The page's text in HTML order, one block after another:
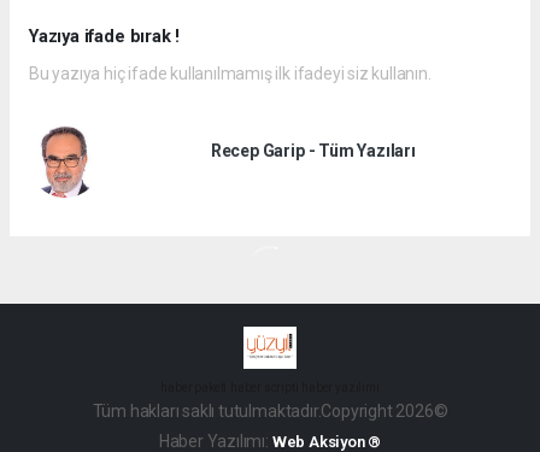
Yazıya ifade bırak !
Bu yazıya hiç ifade kullanılmamış ilk ifadeyi siz kullanın.
Recep Garip - Tüm Yazıları
Tüm hakları saklı tutulmaktadır.Copyright 2026©
Haber Yazılımı: Web Aksiyon ®